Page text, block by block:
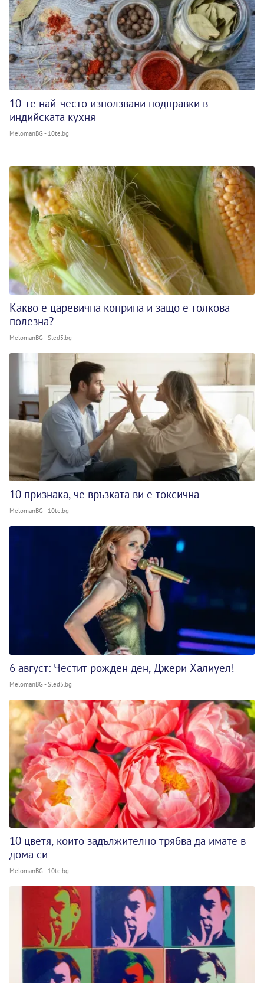
10-те най-често използвани подправки в
индийската кухня
MelomanBG - 10te.bg
Какво е царевична коприна и защо е толкова
полезна?
MelomanBG - Sled5.bg
10 признака, че връзката ви е токсична
MelomanBG - 10te.bg
6 август: Честит рожден ден, Джери Халиуел!
MelomanBG - Sled5.bg
10 цветя, които задължително трябва да имате в
дома си
MelomanBG - 10te.bg